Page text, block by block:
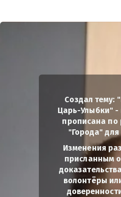
Создал тему:
Царь-Улыбки" -
прописана по
"Города"
Изменения
присланным
волонтёры